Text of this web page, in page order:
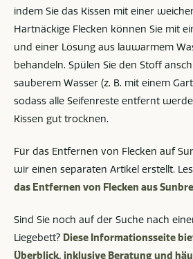
indem Sie das Kissen mit einer
Hartnäckige Flecken können Sie mit
und einer Lösung aus lauwarmem
behandeln. Spülen Sie den Stoff
sauberem Wasser (z. B. mit einem
sodass alle Seifenreste entfernt
Kissen gut trocknen.
Für das Entfernen von Flecken auf
wir einen separaten Artikel erstellt.
das Entfernen von Flecken aus
Sind Sie noch auf der Suche nach
Liegebett? Diese Informationsseite
Überblick, inklusive Beratung und